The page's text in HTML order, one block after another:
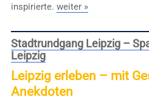
inspirierte. weiter »
Stadtrundgang Leipzig –
Leipzig
Leipzig erleben – mit
Anekdoten